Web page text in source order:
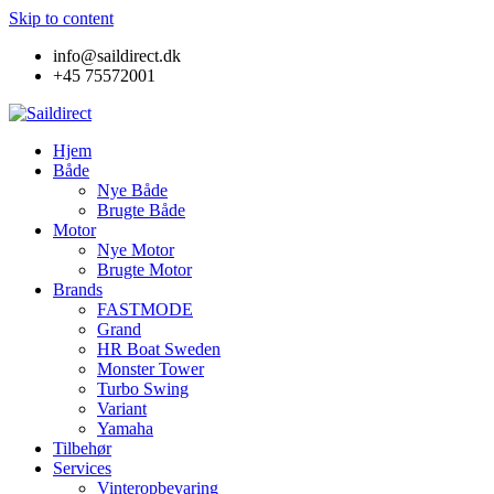
Skip to content
info@saildirect.dk
+45 75572001
Hjem
Både
Nye Både
Brugte Både
Motor
Nye Motor
Brugte Motor
Brands
FASTMODE
Grand
HR Boat Sweden
Monster Tower
Turbo Swing
Variant
Yamaha
Tilbehør
Services
Vinteropbevaring